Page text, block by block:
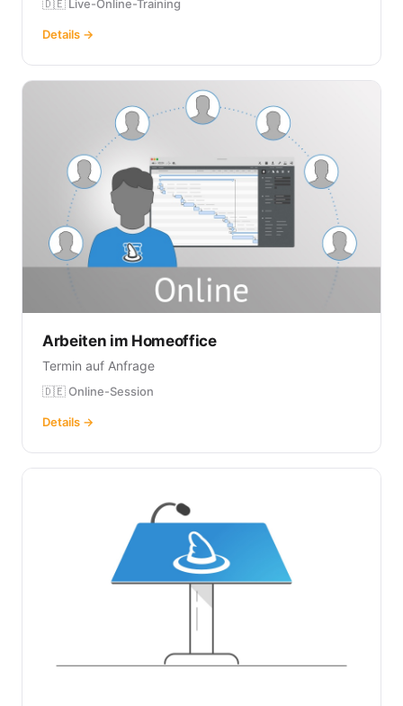
🇩🇪 Live-Online-Training
Details →
Arbeiten im Homeoffice
Termin auf Anfrage
🇩🇪 Online-Session
Details →